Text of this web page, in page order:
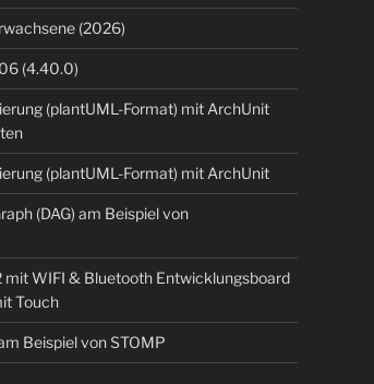
(2026)
(4.40.0)
(plantUML-Format) mit ArchUnit
(plantUML-Format) mit ArchUnit
(DAG) am Beispiel von
mit WIFI & Bluetooth Entwicklungsboard
Touch
Beispiel von STOMP